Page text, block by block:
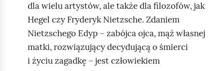
dla wielu artystów, ale także dla filozofów, jak
Hegel czy Fryderyk Nietzsche. Zdaniem
Nietzschego Edyp – zabójca ojca, mąż własnej
matki, rozwiązujący decydującą o śmierci
i życiu zagadkę – jest człowiekiem